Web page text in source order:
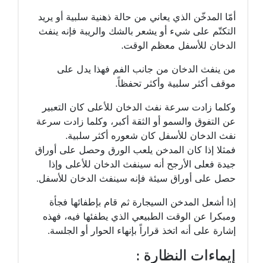
أمّا المدخّن الذي يعاني من حالة ذهنية سلبية أو يريد
التكتّم على شيء أو يشعر بالشك والريبة فإنه ينفث
الدخان للأسفل معظم الوقت.
من ينفث الدخان من جانب الفم فهذا يدل على
موقف أكثر سلبية وأكثر تحفظاً.
وكلما زادت سرعة نفث الدخان للأعلى كان التعبير
عن التفوق والسمو أو الثقة أكبر، وكلما زادت سرعة
نفث الدخان للأسفل كان شعوره أكثر سلبية.
فمثلا إذا كان المدخن يلعب الورق وحصل على أوراق
جيدة فعلى الأرجح أنه سينفث الدخان للأعلى وإذا
حصل على أوراق سيئة فإنه سينفث الدخان للأسفل.
إذا أشعل المدخن السيجارة ثم قام بإطفائها فجأة
ومبكرا عن الوقت الطبيعي الذي يطفئها فيه، فهذه
إشارة على أنه اتخذ قراراً بإنهاء الحوار أو الجلسة.
إيماءات النظارة :